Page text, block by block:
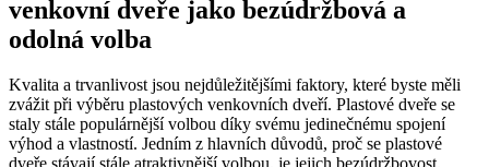
venkovní dveře jako bezúdržbová a
odolná volba
Kvalita a trvanlivost jsou nejdůležitějšími faktory, které byste měli
zvážit při výběru plastových venkovních dveří. Plastové dveře se
staly stále populárnější volbou díky svému jedinečnému spojení
výhod a vlastností. Jedním z hlavních důvodů, proč se plastové